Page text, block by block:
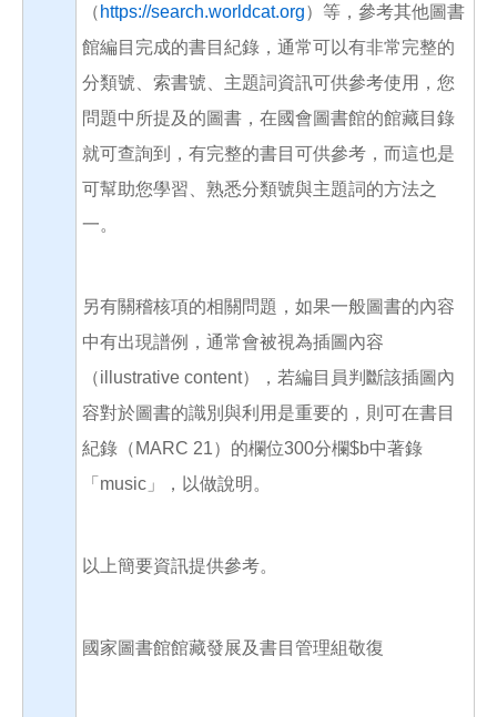
（ https://search.worldcat.org）等，參考其他圖書
館編目完成的書目紀錄，通常可以有非常完整的
分類號、索書號、主題詞資訊可供參考使用，您
問題中所提及的圖書，在國會圖書館的館藏目錄
就可查詢到，有完整的書目可供參考，而這也是
可幫助您學習、熟悉分類號與主題詞的方法之
一。
另有關稽核項的相關問題，如果一般圖書的內容
中有出現譜例，通常會被視為插圖內容
（illustrative content），若編目員判斷該插圖內
容對於圖書的識別與利用是重要的，則可在書目
紀錄（MARC 21）的欄位300分欄$b中著錄
「music」，以做說明。
以上簡要資訊提供參考。
國家圖書館館藏發展及書目管理組敬復